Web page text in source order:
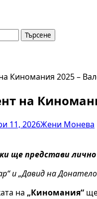
Киномания 2025 –
на
11, 2026Жени Монева
ще представи
и „Давид на
на „Киномания“